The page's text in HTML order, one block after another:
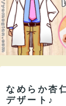
なめらか杏
デザート♪